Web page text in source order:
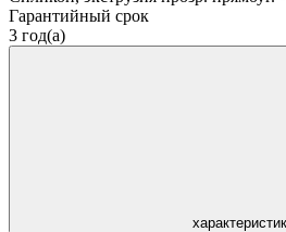
Гарантийный срок
3 год(а)